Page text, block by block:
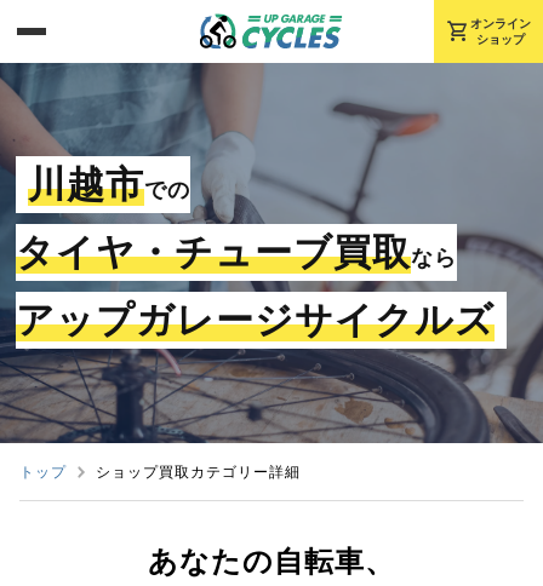
shopping_cart オンライン
ショップ
川越市での
タイヤ・チューブ買取なら
アップガレージサイクルズ
トップ ショップ買取カテゴリー詳細
あなたの自転車、